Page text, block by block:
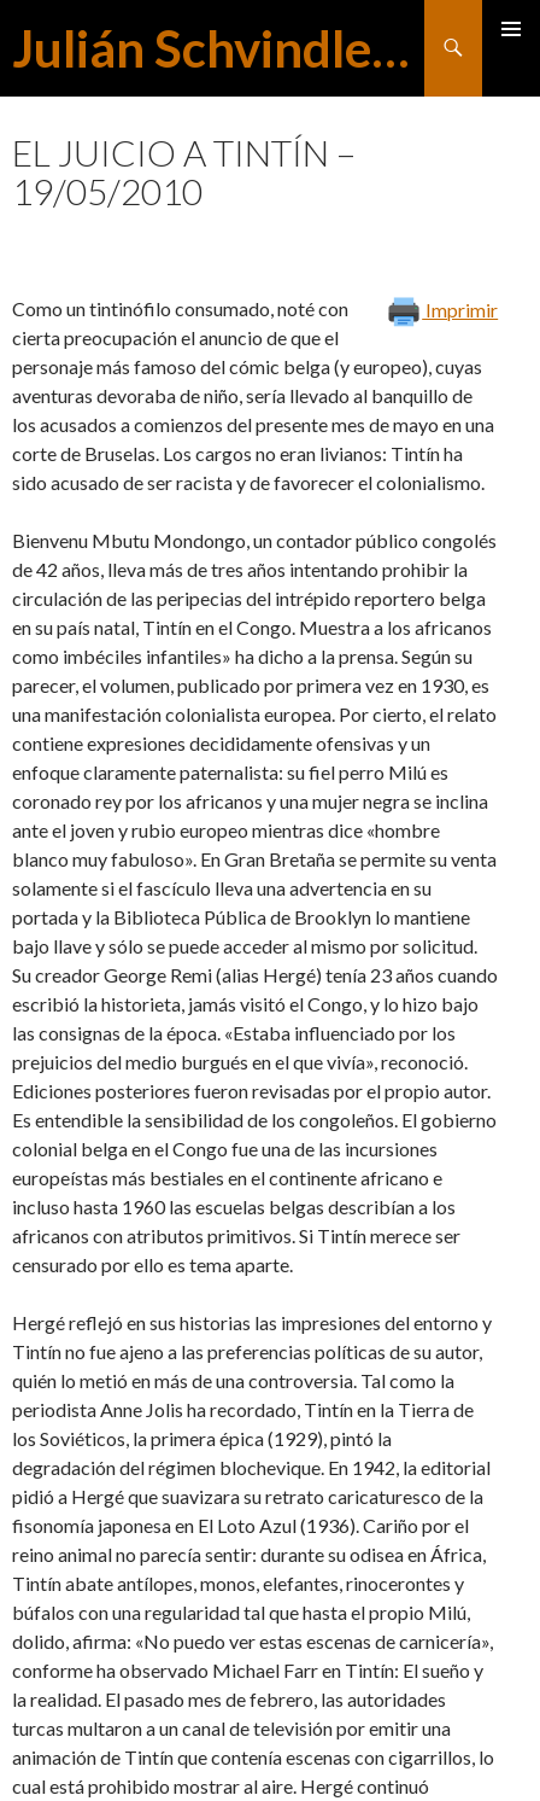
Julián Schvindlerman
Buscar
AL
EL JUICIO A TINTÍN –
19/05/2010
Imprimir
Como un tintinófilo consumado, noté con
cierta preocupación el anuncio de que el
personaje más famoso del cómic belga (y europeo), cuyas
aventuras devoraba de niño, sería llevado al banquillo de
los acusados a comienzos del presente mes de mayo en una
corte de Bruselas. Los cargos no eran livianos: Tintín ha
sido acusado de ser racista y de favorecer el colonialismo.
Bienvenu Mbutu Mondongo, un contador público congolés
de 42 años, lleva más de tres años intentando prohibir la
circulación de las peripecias del intrépido reportero belga
en su país natal, Tintín en el Congo. Muestra a los africanos
como imbéciles infantiles» ha dicho a la prensa. Según su
parecer, el volumen, publicado por primera vez en 1930, es
una manifestación colonialista europea. Por cierto, el relato
contiene expresiones decididamente ofensivas y un
enfoque claramente paternalista: su fiel perro Milú es
coronado rey por los africanos y una mujer negra se inclina
ante el joven y rubio europeo mientras dice «hombre
blanco muy fabuloso». En Gran Bretaña se permite su venta
solamente si el fascículo lleva una advertencia en su
portada y la Biblioteca Pública de Brooklyn lo mantiene
bajo llave y sólo se puede acceder al mismo por solicitud.
Su creador George Remi (alias Hergé) tenía 23 años cuando
escribió la historieta, jamás visitó el Congo, y lo hizo bajo
las consignas de la época. «Estaba influenciado por los
prejuicios del medio burgués en el que vivía», reconoció.
Ediciones posteriores fueron revisadas por el propio autor.
Es entendible la sensibilidad de los congoleños. El gobierno
colonial belga en el Congo fue una de las incursiones
europeístas más bestiales en el continente africano e
incluso hasta 1960 las escuelas belgas describían a los
africanos con atributos primitivos. Si Tintín merece ser
censurado por ello es tema aparte.
Hergé reflejó en sus historias las impresiones del entorno y
Tintín no fue ajeno a las preferencias políticas de su autor,
quién lo metió en más de una controversia. Tal como la
periodista Anne Jolis ha recordado, Tintín en la Tierra de
los Soviéticos, la primera épica (1929), pintó la
degradación del régimen blochevique. En 1942, la editorial
pidió a Hergé que suavizara su retrato caricaturesco de la
fisonomía japonesa en El Loto Azul (1936). Cariño por el
reino animal no parecía sentir: durante su odisea en África,
Tintín abate antílopes, monos, elefantes, rinocerontes y
búfalos con una regularidad tal que hasta el propio Milú,
dolido, afirma: «No puedo ver estas escenas de carnicería»,
conforme ha observado Michael Farr en Tintín: El sueño y
la realidad. El pasado mes de febrero, las autoridades
turcas multaron a un canal de televisión por emitir una
animación de Tintín que contenía escenas con cigarrillos, lo
cual está prohibido mostrar al aire. Hergé continuó